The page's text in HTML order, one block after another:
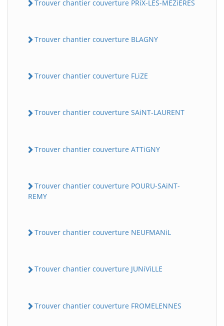
Trouver chantier couverture PRiX-LES-MEZiERES
Trouver chantier couverture BLAGNY
Trouver chantier couverture FLiZE
Trouver chantier couverture SAiNT-LAURENT
Trouver chantier couverture ATTiGNY
Trouver chantier couverture POURU-SAiNT-
REMY
Trouver chantier couverture NEUFMANiL
Trouver chantier couverture JUNiViLLE
Trouver chantier couverture FROMELENNES